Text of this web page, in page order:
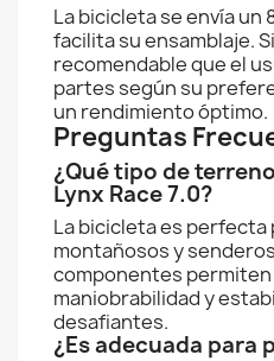
La bicicleta se envía un
facilita su ensamblaje.
recomendable que el
partes según su
un rendimiento óptimo.
Preguntas
¿Qué tipo de
Lynx Race 7.0?
La bicicleta es
montañosos y
componentes permiten
maniobrabilidad y
desafiantes.
¿Es adecuada para